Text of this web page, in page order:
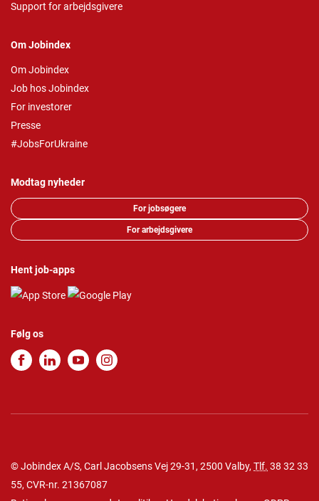
Support for arbejdsgivere
Om Jobindex
Om Jobindex
Job hos Jobindex
For investorer
Presse
#JobsForUkraine
Modtag nyheder
For jobsøgere
For arbejdsgivere
Hent job-apps
Følg os
© Jobindex A/S, Carl Jacobsens Vej 29-31, 2500 Valby, Tlf. 38 32 33
55, CVR-nr. 21367087